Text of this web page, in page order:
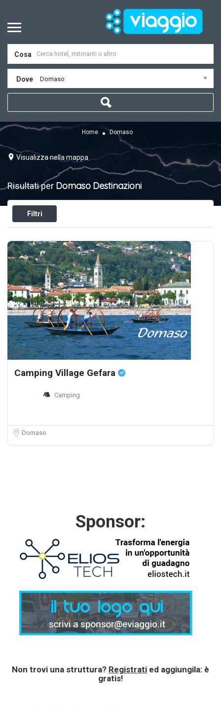
Cosa
Dove Domaso
Home Domaso
Visualizza nella mappa
Risultati per Domaso Destinazioni
Filtri
Camping Village Gefara
Camping
Domaso
Sponsor:
Non trovi una struttura? Registrati ed aggiungila: è
gratis!